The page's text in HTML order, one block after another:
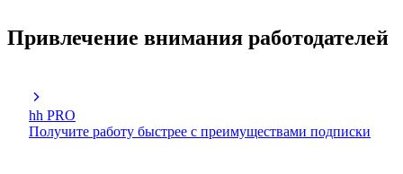
Привлечение внимания работодателей
hh PRO
Получите работу быстрее с преимуществами подписки